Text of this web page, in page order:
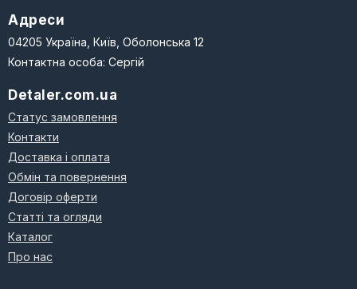
Адреси
04205 Україна, Київ, Оболонська 12
Контактна особа: Сергій
Detaler.com.ua
Статус замовлення
Контакти
Доставка і оплата
Обмін та повернення
Договір оферти
Статті та огляди
Каталог
Про нас